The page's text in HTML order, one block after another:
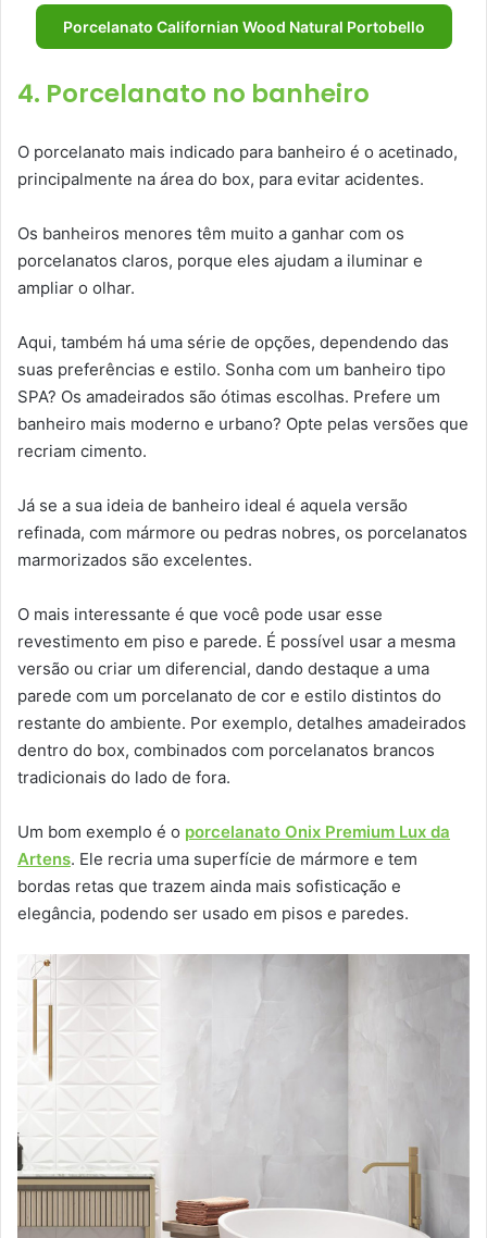
Porcelanato Californian Wood Natural Portobello
4. Porcelanato no banheiro
O porcelanato mais indicado para banheiro é o acetinado,
principalmente na área do box, para evitar acidentes.
Os banheiros menores têm muito a ganhar com os
porcelanatos claros, porque eles ajudam a iluminar e
ampliar o olhar.
Aqui, também há uma série de opções, dependendo das
suas preferências e estilo. Sonha com um banheiro tipo
SPA? Os amadeirados são ótimas escolhas. Prefere um
banheiro mais moderno e urbano? Opte pelas versões que
recriam cimento.
Já se a sua ideia de banheiro ideal é aquela versão
refinada, com mármore ou pedras nobres, os porcelanatos
marmorizados são excelentes.
O mais interessante é que você pode usar esse
revestimento em piso e parede. É possível usar a mesma
versão ou criar um diferencial, dando destaque a uma
parede com um porcelanato de cor e estilo distintos do
restante do ambiente. Por exemplo, detalhes amadeirados
dentro do box, combinados com porcelanatos brancos
tradicionais do lado de fora.
Um bom exemplo é o porcelanato Onix Premium Lux da
Artens. Ele recria uma superfície de mármore e tem
bordas retas que trazem ainda mais sofisticação e
elegância, podendo ser usado em pisos e paredes.